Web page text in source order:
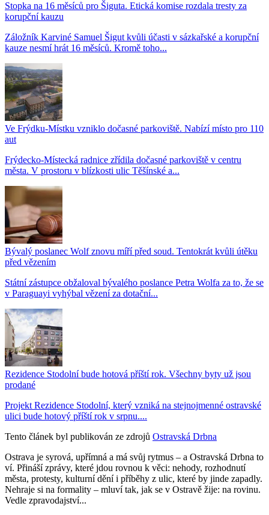
Stopka na 16 měsíců pro Šiguta. Etická komise rozdala tresty za
korupční kauzu
Záložník Karviné Samuel Šigut kvůli účasti v sázkařské a korupční
kauze nesmí hrát 16 měsíců. Kromě toho...
Ve Frýdku-Místku vzniklo dočasné parkoviště. Nabízí místo pro 110
aut
Frýdecko-Místecká radnice zřídila dočasné parkoviště v centru
města. V prostoru v blízkosti ulic Těšínské a...
Bývalý poslanec Wolf znovu míří před soud. Tentokrát kvůli útěku
před vězením
Státní zástupce obžaloval bývalého poslance Petra Wolfa za to, že se
v Paraguayi vyhýbal vězení za dotační...
Rezidence Stodolní bude hotová příští rok. Všechny byty už jsou
prodané
Projekt Rezidence Stodolní, který vzniká na stejnojmenné ostravské
ulici bude hotový příští rok v srpnu....
Tento článek byl publikován ze zdrojů Ostravská Drbna
Ostrava je syrová, upřímná a má svůj rytmus – a Ostravská Drbna to
ví. Přináší zprávy, které jdou rovnou k věci: nehody, rozhodnutí
města, protesty, kulturní dění i příběhy z ulic, které by jinde zapadly.
Nehraje si na formality – mluví tak, jak se v Ostravě žije: na rovinu.
Vedle zpravodajství...